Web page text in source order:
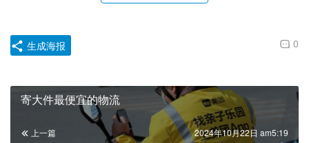
0
生成海报
寄大件最便宜的物流
上一篇 2024年10月22日 am5:19